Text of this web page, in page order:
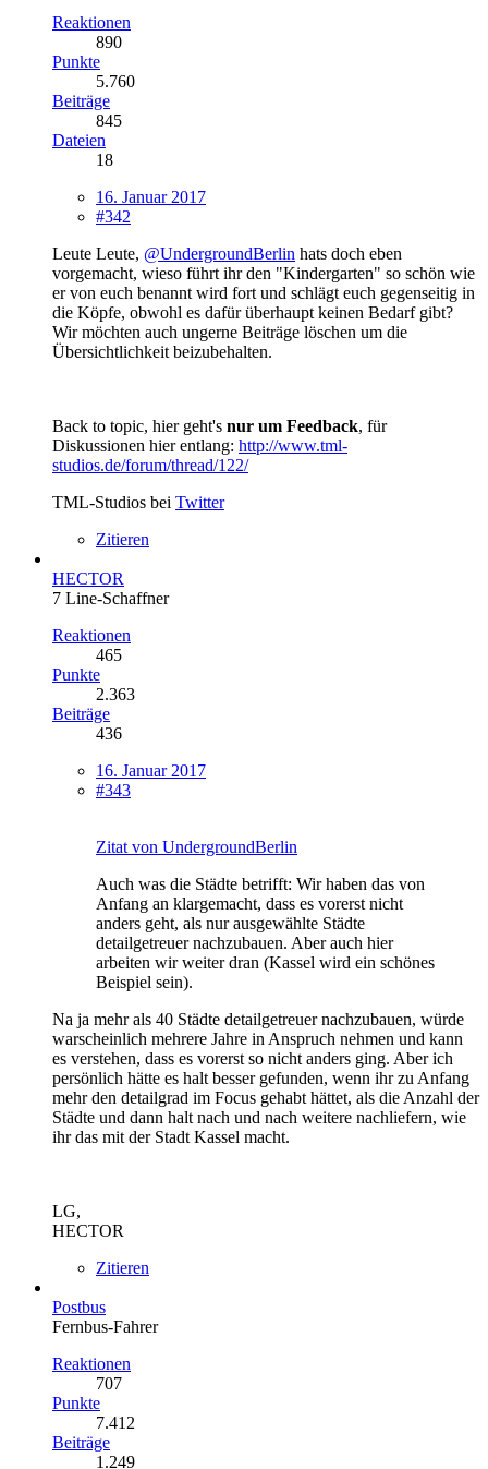
Reaktionen
890
Punkte
5.760
Beiträge
845
Dateien
18
16. Januar 2017
#342
Leute Leute, @UndergroundBerlin hats doch eben
vorgemacht, wieso führt ihr den "Kindergarten" so schön wie
er von euch benannt wird fort und schlägt euch gegenseitig in
die Köpfe, obwohl es dafür überhaupt keinen Bedarf gibt?
Wir möchten auch ungerne Beiträge löschen um die
Übersichtlichkeit beizubehalten.
Back to topic, hier geht's nur um Feedback, für
Diskussionen hier entlang: http://www.tml-
studios.de/forum/thread/122/
TML-Studios bei Twitter
Zitieren
HECTOR
7 Line-Schaffner
Reaktionen
465
Punkte
2.363
Beiträge
436
16. Januar 2017
#343
Zitat von UndergroundBerlin
Auch was die Städte betrifft: Wir haben das von
Anfang an klargemacht, dass es vorerst nicht
anders geht, als nur ausgewählte Städte
detailgetreuer nachzubauen. Aber auch hier
arbeiten wir weiter dran (Kassel wird ein schönes
Beispiel sein).
Na ja mehr als 40 Städte detailgetreuer nachzubauen, würde
warscheinlich mehrere Jahre in Anspruch nehmen und kann
es verstehen, dass es vorerst so nicht anders ging. Aber ich
persönlich hätte es halt besser gefunden, wenn ihr zu Anfang
mehr den detailgrad im Focus gehabt hättet, als die Anzahl der
Städte und dann halt nach und nach weitere nachliefern, wie
ihr das mit der Stadt Kassel macht.
LG,
HECTOR
Zitieren
Postbus
Fernbus-Fahrer
Reaktionen
707
Punkte
7.412
Beiträge
1.249